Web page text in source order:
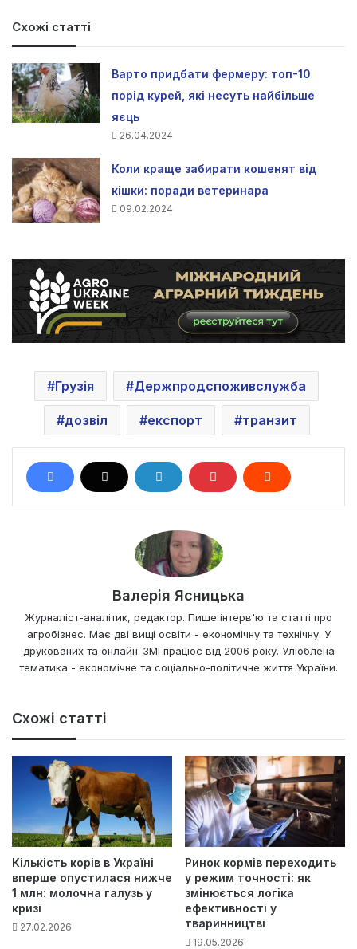
Схожі статті
Варто придбати фермеру: топ-10
порід курей, які несуть найбільше
яєць
26.04.2024
Коли краще забирати кошенят від
кішки: поради ветеринара
09.02.2024
Грузія Держпродспоживслужба
дозвіл експорт транзит
Валерія Ясницька
Журналіст-аналітик, редактор. Пише інтерв'ю та статті про
агробізнес. Має дві вищі освіти - економічну та технічну. У
друкованих та онлайн-ЗМІ працює від 2006 року. Улюблена
тематика - економічне та соціально-політичне життя України.
Схожі статті
Кількість корів в Україні
вперше опустилася нижче
1 млн: молочна галузь у
кризі
27.02.2026
Ринок кормів переходить
у режим точності: як
змінюється логіка
ефективності у
тваринництві
19.05.2026